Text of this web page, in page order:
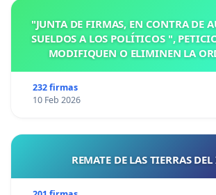
"JUNTA DE FIRMAS, EN CONTRA DE
SUELDOS A LOS POLÍTICOS ",
MODIFIQUEN O ELIMINEN LA
232 firmas
10 Feb 2026
REMATE DE LAS TIERRAS